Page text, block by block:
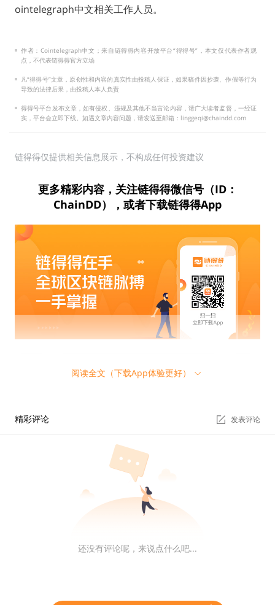
ointelegraph中文相关工作人员。
作者：Cointelegraph中文；来自链得得内容开放平台“得得号”，本文仅代表作者观
点，不代表链得得官方立场
凡“得得号”文章，原创性和内容的真实性由投稿人保证，如果稿件因抄袭、作假等行为
导致的法律后果，由投稿人本人负责
得得号平台发布文章，如有侵权、违规及其他不当言论内容，请广大读者监督，一经证
实，平台会立即下线。如遇文章内容问题，请发送至邮箱：linggeqi@chaindd.com
链得得仅提供相关信息展示，不构成任何投资建议
更多精彩内容，关注链得得微信号（ID：
ChainDD），或者下载链得得App
阅读全文（下载App体验更好）
精彩评论 发表评论
还没有评论呢，来说点什么吧...